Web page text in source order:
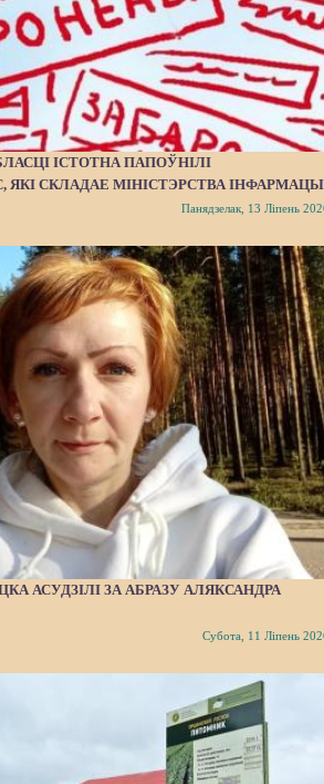
ІСТОТНА ПАПОЎНІЛІ
ЯКІ СКЛАДАЕ МІНІСТЭРСТВА
Панядзелак, 13 Ліпень
АСУДЗІЛІ ЗА АБРАЗУ АЛЯКСАНДРА
Субота, 11 Ліпень